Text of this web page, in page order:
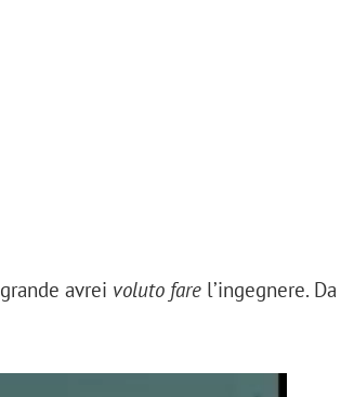
avrei voluto fare l’ingegnere. Da